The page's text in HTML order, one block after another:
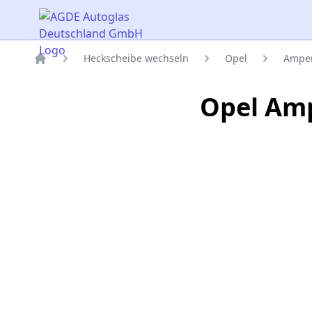
AGDE Autoglas Deutschland GmbH
Heckscheibe wechseln Opel
Opel